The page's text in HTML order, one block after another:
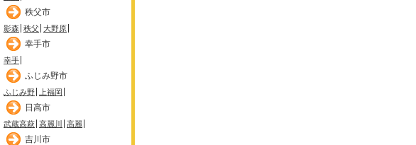
秩父市
影森 秩父 大野原
幸手市
幸手
ふじみ野市
ふじみ野 上福岡
日高市
武蔵高萩 高麗川 高麗
吉川市